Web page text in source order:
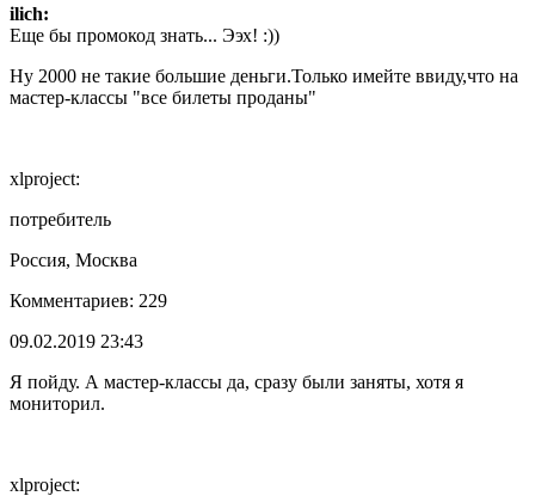
ilich:
Еще бы промокод знать... Ээх! :))
Ну 2000 не такие большие деньги.Только имейте ввиду,что на
мастер-классы "все билеты проданы"
xlproject:
потребитель
Россия, Москва
Комментариев: 229
09.02.2019 23:43
Я пойду. А мастер-классы да, сразу были заняты, хотя я
мониторил.
xlproject: